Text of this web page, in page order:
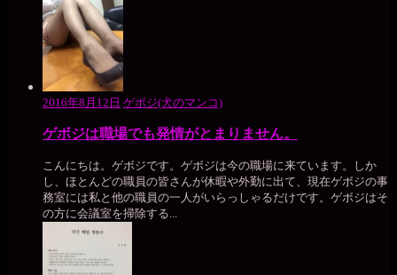
2016年8月12日 ゲボジ(犬のマンコ)
ゲボジは職場でも発情がとまりません。
こんにちは。ゲボジです。ゲボジは今の職場に来ています。しか
し、ほとんどの職員の皆さんが休暇や外勤に出て、現在ゲボジの事
務室には私と他の職員の一人がいらっしゃるだけです。ゲボジはそ
の方に会議室を掃除する...